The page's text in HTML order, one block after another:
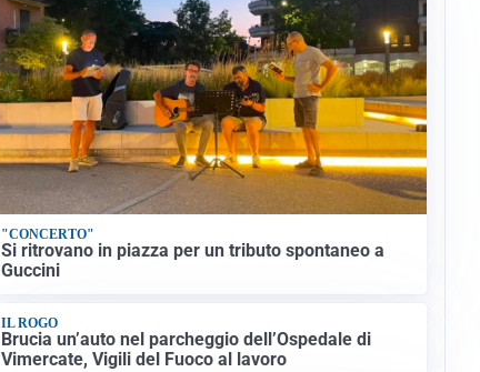
"CONCERTO"
Si ritrovano in piazza per un tributo spontaneo a
Guccini
IL ROGO
Brucia un’auto nel parcheggio dell’Ospedale di
Vimercate, Vigili del Fuoco al lavoro